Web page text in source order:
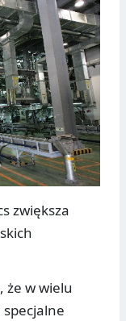
zwiększa
że w wielu